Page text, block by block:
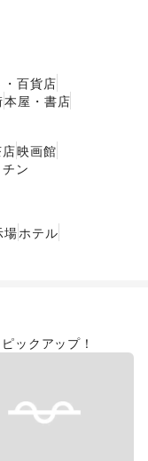
百貨店
本屋・書店
映画館
ン
場ホテル
ックアップ！